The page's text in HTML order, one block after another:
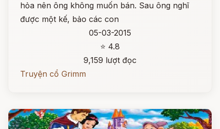
hỏa nên ông không muốn bán. Sau ông nghĩ
được một kế, bảo các con
05-03-2015
⭐ 4.8
9,159 lượt đọc
Truyện cổ Grimm